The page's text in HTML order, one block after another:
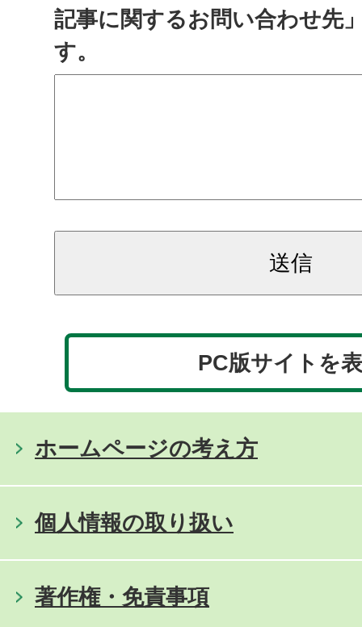
記事に関するお問い合わせ先
す。
PC版サイトを
ホームページの考え方
個人情報の取り扱い
著作権・免責事項